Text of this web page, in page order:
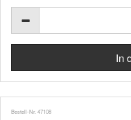
Bestell-Nr. 47108